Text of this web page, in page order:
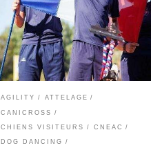
AGILITY ATTELAGE
CANICROSS
CHIENS VISITEURS CNEAC
DOG DANCING